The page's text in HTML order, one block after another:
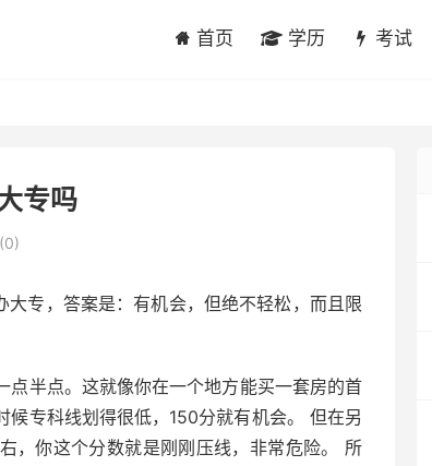
首页 学历 考试
专吗
0)
专，答案是：有机会，但绝不轻松，而且限
半点。这就像你在一个地方能买一套房的首
专科线划得很低，150分就有机会。 但在另
，你这个分数就是刚刚压线，非常危险。 所